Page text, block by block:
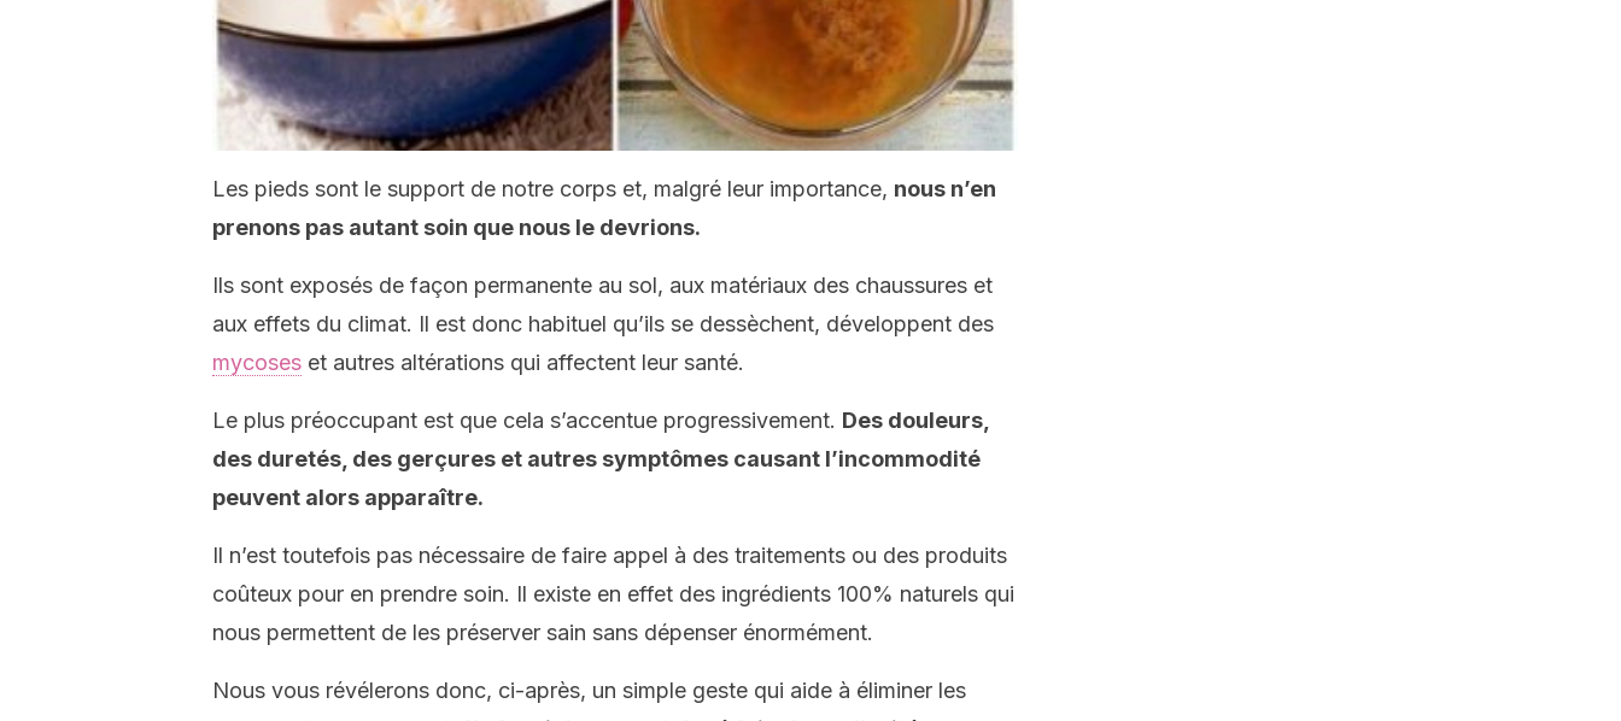
Les pieds sont le support de notre corps et, malgré leur importance, nous n’en
prenons pas autant soin que nous le devrions.
Ils sont exposés de façon permanente au sol, aux matériaux des chaussures et
aux effets du climat. Il est donc habituel qu’ils se dessèchent, développent des
mycoses et autres altérations qui affectent leur santé.
Le plus préoccupant est que cela s’accentue progressivement. Des douleurs,
des duretés, des gerçures et autres symptômes causant l’incommodité
peuvent alors apparaître.
Il n’est toutefois pas nécessaire de faire appel à des traitements ou des produits
coûteux pour en prendre soin. Il existe en effet des ingrédients 100% naturels qui
nous permettent de les préserver sain sans dépenser énormément.
Nous vous révélerons donc, ci-après, un simple geste qui aide à éliminer les